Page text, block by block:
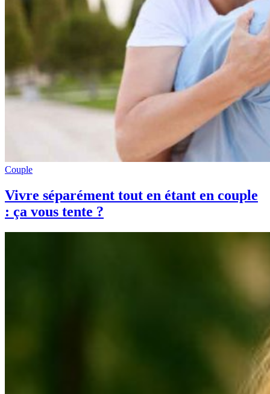
Couple
Vivre séparément tout en étant en couple
: ça vous tente ?